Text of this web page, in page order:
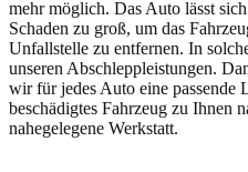
mehr möglich. Das Auto lässt
Schaden zu groß, um das
Unfallstelle zu entfernen. In
unseren Abschleppleistungen.
wir für jedes Auto eine passende
beschädigtes Fahrzeug zu Ihnen
nahegelegene Werkstatt.